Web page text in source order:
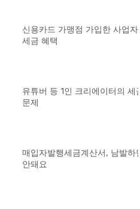
신용카드 가맹점 가입한 사업자
세금 혜택
유튜버 등 1인 크리에이터의 세금
문제
매입자발행세금계산서, 남발하면
안돼요